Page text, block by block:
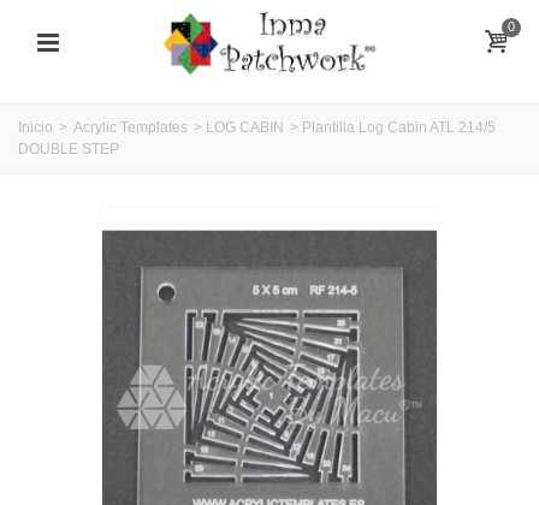
0
Inicio > Acrylic Templates > LOG CABIN > Plantilla Log Cabin ATL 214/5
DOUBLE STEP